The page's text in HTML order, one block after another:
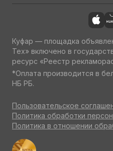
Куфар — площадка
Тех» включено в
ресурс «Реестр
*Оплата производится в
НБ РБ.
Пользовательское
Политика обработки
Политика в отношении